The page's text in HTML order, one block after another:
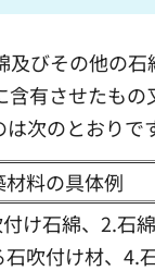
びその他の
有させたも
次のとおりで
材料の具体例
け石綿、2.石
石吹付け材、4.